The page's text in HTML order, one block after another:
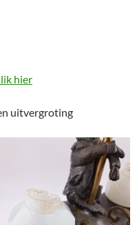
hier
uitvergroting